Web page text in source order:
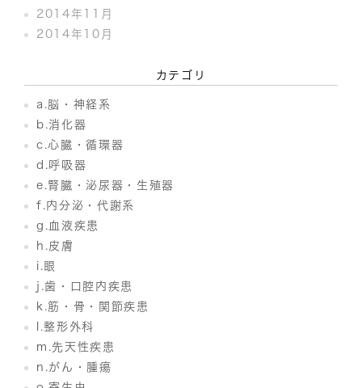
2014年11月
2014年10月
カテゴリ
a.脳・神経系
b.消化器
c.心臓・循環器
d.呼吸器
e.腎臓・泌尿器・生殖器
f.内分泌・代謝系
g.血液疾患
h.皮膚
i.眼
j.歯・口腔内疾患
k.筋・骨・関節疾患
l.整形外科
m.先天性疾患
n.がん・腫瘍